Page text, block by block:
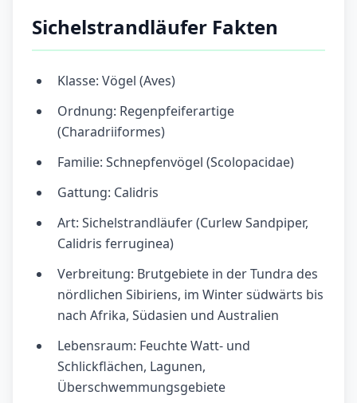
Sichelstrandläufer Fakten
Klasse: Vögel (Aves)
Ordnung: Regenpfeiferartige
(Charadriiformes)
Familie: Schnepfenvögel (Scolopacidae)
Gattung: Calidris
Art: Sichelstrandläufer (Curlew Sandpiper,
Calidris ferruginea)
Verbreitung: Brutgebiete in der Tundra des
nördlichen Sibiriens, im Winter südwärts bis
nach Afrika, Südasien und Australien
Lebensraum: Feuchte Watt- und
Schlickflächen, Lagunen,
Überschwemmungsgebiete